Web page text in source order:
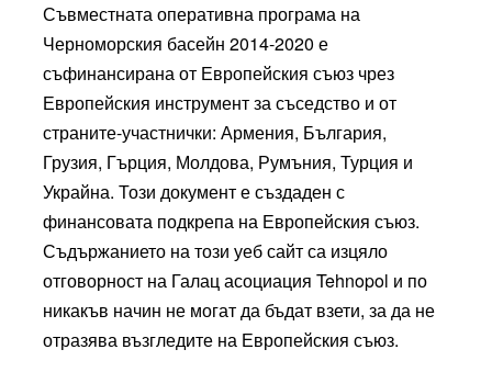
Съвместната оперативна програма на
Черноморския басейн 2014-2020 е
съфинансирана от Европейския съюз чрез
Европейския инструмент за съседство и от
страните-участнички: Армения, България,
Грузия, Гърция, Молдова, Румъния, Турция и
Украйна. Този документ е създаден с
финансовата подкрепа на Европейския съюз.
Съдържанието на този уеб сайт са изцяло
отговорност на Галац асоциация Tehnopol и по
никакъв начин не могат да бъдат взети, за да не
отразява възгледите на Европейския съюз.